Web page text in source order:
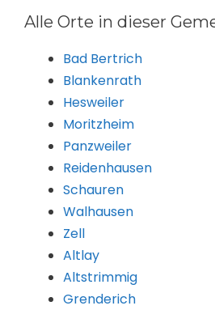
Alle Orte in dieser
Bad Bertrich
Blankenrath
Hesweiler
Moritzheim
Panzweiler
Reidenhausen
Schauren
Walhausen
Zell
Altlay
Altstrimmig
Grenderich